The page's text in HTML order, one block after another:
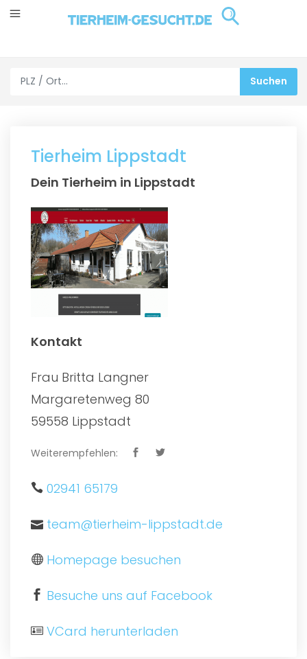
Tierheim Lippstadt
Dein Tierheim in Lippstadt
Kontakt
Frau Britta Langner
Margaretenweg 80
59558 Lippstadt
Weiterempfehlen:
02941 65179
team@tierheim-lippstadt.de
Homepage besuchen
Besuche uns auf Facebook
VCard herunterladen